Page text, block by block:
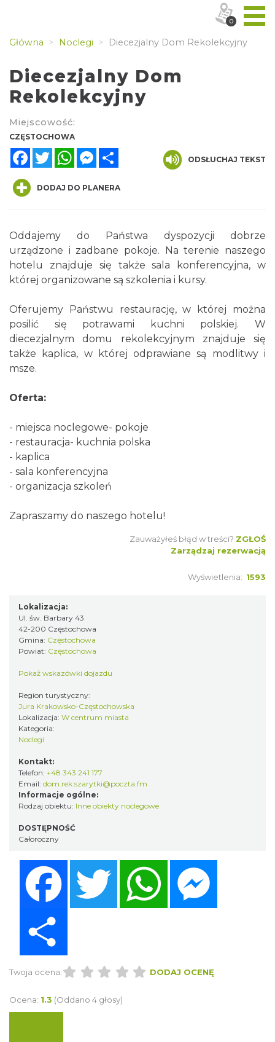
Główna Noclegi Diecezjalny Dom Rekolekcyjny
Diecezjalny Dom
Rekolekcyjny
Miejscowość:
CZĘSTOCHOWA
FacebookTwitterWhatsAppMessenger
ODSŁUCHAJ TEKST
DODAJ DO PLANERA
Oddajemy do Państwa dyspozycji dobrze
urządzone i zadbane pokoje. Na terenie naszego
hotelu znajduje się także sala konferencyjna, w
której organizowane są szkolenia i kursy.
Oferujemy Państwu restaurację, w której można
posilić się potrawami kuchni polskiej. W
diecezjalnym domu rekolekcyjnym znajduje się
także kaplica, w której odprawiane są modlitwy i
msze.
Oferta:
- miejsca noclegowe- pokoje
- restauracja- kuchnia polska
- kaplica
- sala konferencyjna
- organizacja szkoleń
Zapraszamy do naszego hotelu!
Zauważyłeś błąd w treści? ZGŁOŚ
Zarządzaj rezerwacją
Wyświetlenia: 1593
Lokalizacja:
Ul. św. Barbary 43
42-200 Częstochowa
Gmina: Częstochowa
Powiat: Częstochowa
Pokaż wskazówki dojazdu
Region turystyczny:
Jura Krakowsko-Częstochowska
Lokalizacja: W centrum miasta
Kategoria:
Noclegi
Kontakt:
Telefon: +48 343 241 177
Email: dom.rek.szarytki@poczta.fm
Informacje ogólne:
Rodzaj obiektu: Inne obiekty noclegowe
DOSTĘPNOŚĆ
Całoroczny
Twitter WhatsApp
Twoja ocena: DODAJ OCENĘ
Ocena: 1.3 (Oddano 4 głosy)
0